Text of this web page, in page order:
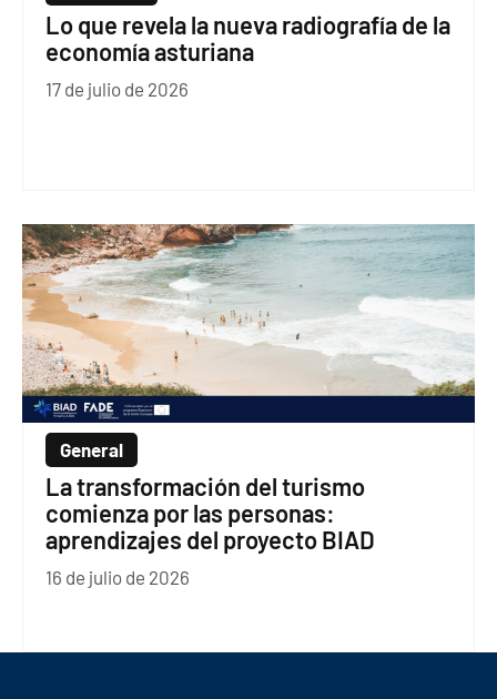
Lo que revela la nueva radiografía de la
economía asturiana
17 de julio de 2026
General
La transformación del turismo
comienza por las personas:
aprendizajes del proyecto BIAD
16 de julio de 2026